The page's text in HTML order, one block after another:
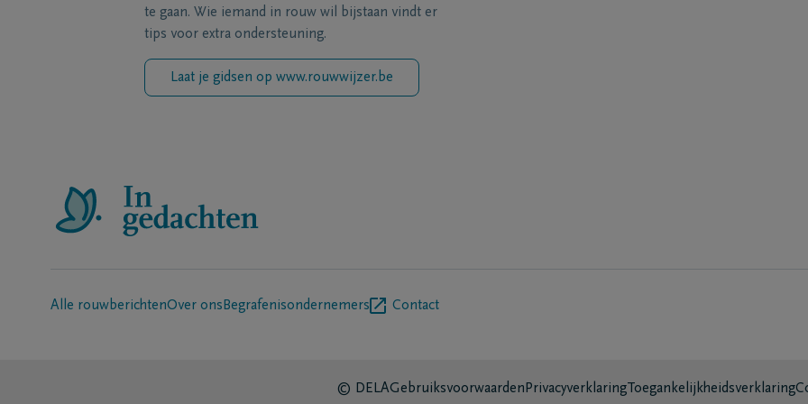
te gaan. Wie iemand in rouw wil bijstaan vindt er
tips voor extra ondersteuning.
Laat je gidsen op www.rouwwijzer.be
Alle rouwberichtenOver ons Begrafenisondernemers Contact
© DELAGebruiksvoorwaarden Privacyverklaring Toegankelijkheidsverklaring